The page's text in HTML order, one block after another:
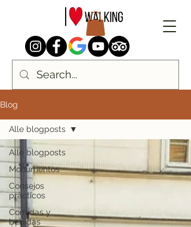
Blog
Alle blogposts
Monumentos
Consejos
prácticos
Comidas y
bebidas
Alle blogposts